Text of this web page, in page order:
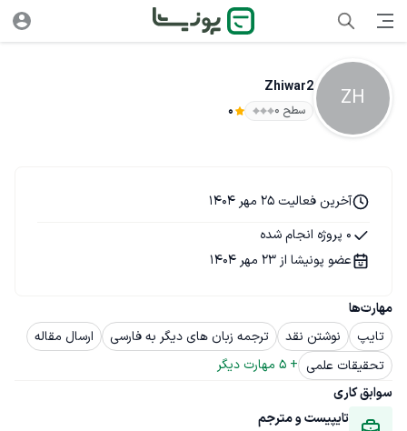
ZH
Zhiwar2
سطح ۰ 0
مهارت‌ها
تایپ
نوشتن نقد ترجمه زبان های دیگر به فارسی
ارسال مقاله
تحقیقات علمی +
5 مهارت دیگر
سوابق کاری
تایپیست و مترجم
آخرین فعالیت 25 مهر 1404
0 پروژه انجام شده
عضو پونیشا از 23 مهر 1404